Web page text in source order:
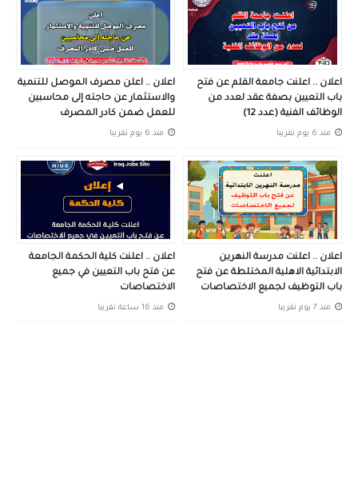
اعلان .. اعلنت جامعة القلم عن فتح
باب التعيين بصفة عقد لعدد من
الوظائف الفنية (عدد 12)
منذ 6 يوم تقريبا
اعلان .. اعلن مصرف الموصل للتنمية
والاستثمار عن حاجته إلى محاسبين
للعمل ضمن كادر المصرف
منذ 6 يوم تقريبا
اعلان .. اعلنت مدرسة النهرين
الابتدائية الاهلية المختلطة عن فتح
باب التوظيف لجميع الاختصاصات
منذ 7 يوم تقريبا
اعلان .. اعلنت كلية الحكمة الجامعة
عن فتح باب التعيين في جميع
الاختصاصات
منذ 16 ساعة تقريبا